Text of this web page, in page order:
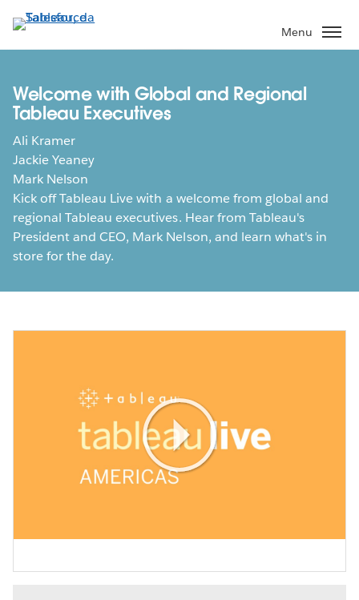
Pular
para
o
principal
Menu
Welcome with Global and Regional
Tableau Executives
Ali Kramer
Jackie Yeaney
Mark Nelson
Kick off Tableau Live with a welcome from global and
regional Tableau executives. Hear from Tableau's
President and CEO, Mark Nelson, and learn what's in
store for the day.
Play
Video